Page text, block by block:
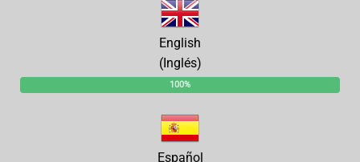
English
(Inglés)
100%
Español